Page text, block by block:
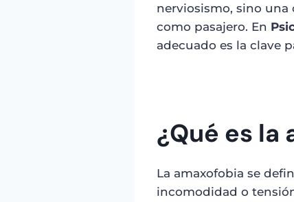
nerviosismo, sino
como pasajero. En
adecuado es la clave
¿Qué es la
La amaxofobia se
incomodidad o